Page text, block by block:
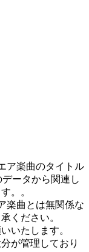
ア楽曲のタイトル
ータから関連し
。。
楽曲とは無関係な
ください。
いたします。
が管理しており